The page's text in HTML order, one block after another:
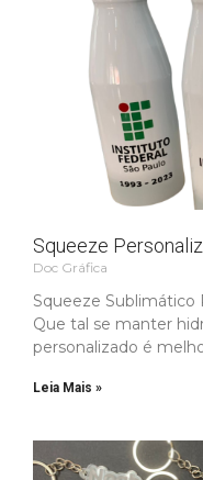
Squeeze
Doc Gráfica
Squeeze Sublimático
Que tal se manter
personalizado é
Leia Mais »